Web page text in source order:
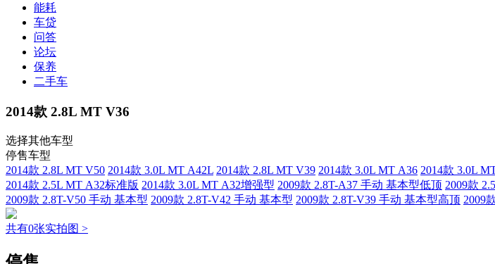
能耗
车贷
问答
论坛
保养
二手车
2014款 2.8L MT V36
选择其他车型
停售车型
2014款 2.8L MT V50 2014款 3.0L MT A42L 2014款 2.8L MT V39 2014款 3.0L MT A36 2014款 3.0L
2014款 2.5L MT A32标准版 2014款 3.0L MT A32增强型 2009款 2.8T-A37 手动 基本型低顶 2009款
2009款 2.8T-V50 手动 基本型 2009款 2.8T-V42 手动 基本型 2009款 2.8T-V39 手动 基本型高顶 2009
共有0张实拍图 >